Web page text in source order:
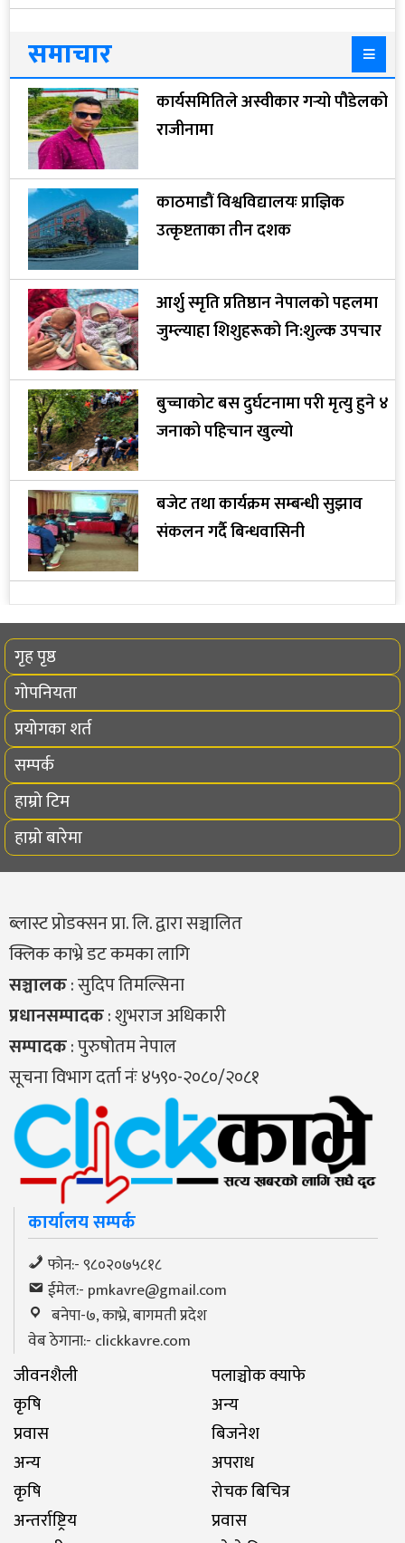
समाचार
कार्यसमितिले अस्वीकार गर्‍यो पौडेलको
राजीनामा
काठमाडौं विश्वविद्यालयः प्राज्ञिक
उत्कृष्टताका तीन दशक
आर्शु स्मृति प्रतिष्ठान नेपालको पहलमा
जुम्ल्याहा शिशुहरूको नि:शुल्क उपचार
बुच्चाकोट बस दुर्घटनामा परी मृत्यु हुने ४
जनाको पहिचान खुल्यो
बजेट तथा कार्यक्रम सम्बन्धी सुझाव
संकलन गर्दै बिन्धवासिनी
गृह पृष्ठ
गोपनियता
प्रयोगका शर्त
सम्पर्क
हाम्रो टिम
हाम्रो बारेमा
ब्लास्ट प्रोडक्सन प्रा. लि. द्वारा सञ्चालित
क्लिक काभ्रे डट कमका लागि
सञ्चालक: सुदिप तिमल्सिना
प्रधानसम्पादक: शुभराज अधिकारी
सम्पादक: पुरुषोतम नेपाल
सूचना विभाग दर्ता नंः ४५९०-२०८०/२०८१
कार्यालय सम्पर्क
फोन:- ९८०२०७५८१८
ईमेल:- pmkavre@gmail.com
बनेपा-७, काभ्रे, बागमती प्रदेश
वेब ठेगाना:- clickkavre.com
जीवनशैली
पलाञ्चाेक क्याफे
कृषि
अन्य
प्रवास
बिजनेश
अन्य
अपराध
कृषि
रोचक बिचित्र
अन्तर्राष्ट्रिय
प्रवास